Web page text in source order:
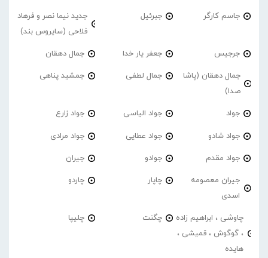
جاسم کارگر جبرئیل
جدید نیما نصر و فرهاد
فلاحی (سایروس بند)
جرجیس جعفر یار خدا جمال دهقان
جمال دهقان (پاشا
صدا)
جمال لطفی جمشید پناهی
جواد جواد الیاسی جواد زارع
جواد شادو جواد عطایی جواد مرادی
جواد مقدم جوادو جیران
جیران معصومه
اسدی
چاپار چاردو
چاوشی ، ابراهیم زاده
، گوگوش ، قمیشی ،
هایده
چگنت چلیپا